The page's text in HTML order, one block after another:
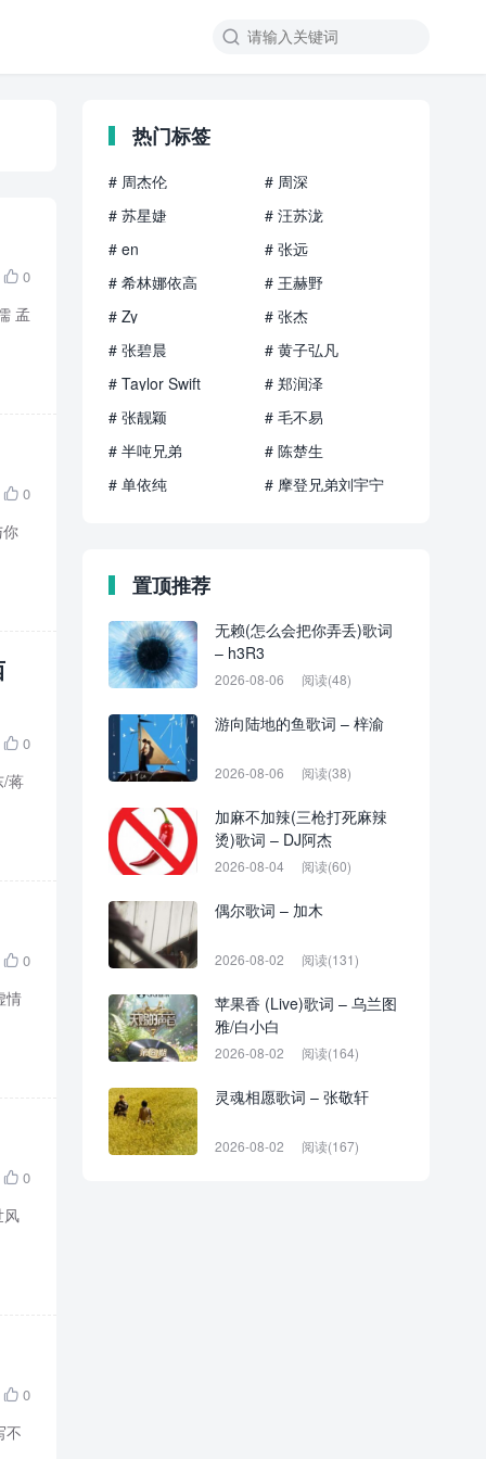

 0
孟
 0
 0
/蒋
 0
情
 0
风
 0
不
热门标签
# 周杰伦
# 周深
# 苏星婕
# 汪苏泷
# en
# 张远
# 希林娜依高
# 王赫野
# Zy
# 张杰
# 张碧晨
# 黄子弘凡
# Taylor Swift
# 郑润泽
# 张靓颖
# 毛不易
# 半吨兄弟
# 陈楚生
# 单依纯
# 摩登兄弟刘宇宁
置顶推荐
无赖(怎么会把你弄丢)歌词
– h3R3
2026-08-06 阅读(48)
游向陆地的鱼歌词 – 梓渝
2026-08-06 阅读(38)
加麻不加辣(三枪打死麻辣
烫)歌词 – DJ阿杰
2026-08-04 阅读(60)
偶尔歌词 – 加木
2026-08-02 阅读(131)
苹果香 (Live)歌词 – 乌兰图
雅/白小白
2026-08-02 阅读(164)
灵魂相愿歌词 – 张敬轩
2026-08-02 阅读(167)